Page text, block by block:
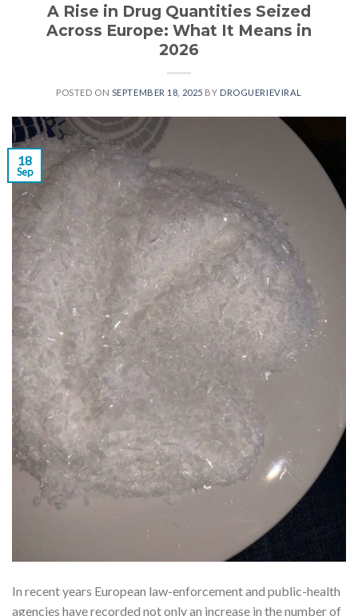
A Rise in Drug Quantities Seized
Across Europe: What It Means in
2026
POSTED ON SEPTEMBER 18, 2025 BY DROGUERIEVIRAL
18
Sep
In recent years European law-enforcement and public-health
agencies have recorded not only an increase in the number of